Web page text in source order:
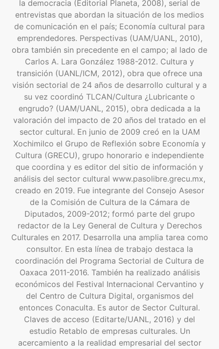
la democracia (Editorial Planeta, 2008), serial de
entrevistas que abordan la situación de los medios
de comunicación en el país; Economía cultural para
emprendedores. Perspectivas (UAM/UANL, 2010),
obra también sin precedente en el campo; al lado de
Carlos A. Lara González 1988-2012. Cultura y
transición (UANL/ICM, 2012), obra que ofrece una
visión sectorial de 24 años de desarrollo cultural y a
su vez coordinó TLCAN/Cultura ¿Lubricante o
engrudo? (UAM/UANL, 2015), obra dedicada a la
valoración del impacto de 20 años del tratado en el
sector cultural. En junio de 2009 creó en la UAM
Xochimilco el Grupo de Reflexión sobre Economía y
Cultura (GRECU), grupo honorario e independiente
que coordina y es editor del sitio de información y
análisis del sector cultural www.pasolibre.grecu.mx,
creado en 2019. Fue integrante del Consejo Asesor
de la Comisión de Cultura de la Cámara de
Diputados, 2009-2012; formó parte del grupo
redactor de la Ley General de Cultura y Derechos
Culturales en 2017. Desarrolla una amplia tarea como
consultor. En esta línea de trabajo destaca la
coordinación del Programa Sectorial de Cultura de
Oaxaca 2011-2016. También ha realizado análisis
económicos del Festival Internacional Cervantino y
del Centro de Cultura Digital, organismos del
entonces Conaculta. Es autor de Sector Cultural.
Claves de acceso (Editarte/UANL, 2016) y del
estudio Retablo de empresas culturales. Un
acercamiento a la realidad empresarial del sector